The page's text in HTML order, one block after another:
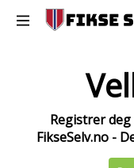
Registrer
FikseSelv.no -